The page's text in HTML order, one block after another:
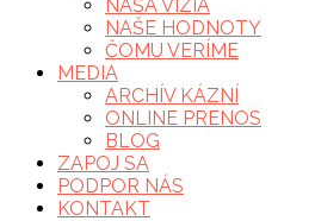
NAŠA VÍZIA
NAŠE HODNOTY
ČOMU VERÍME
MEDIA
ARCHÍV KÁZNÍ
ONLINE PRENOS
BLOG
ZAPOJ SA
PODPOR NÁS
KONTAKT